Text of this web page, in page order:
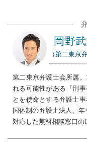
岡野
（第二東京
第二東京弁護士会所属
れる可能性がある『刑
とを使命とする弁護士
国体制の弁護士法人、
対応した無料相談窓口の